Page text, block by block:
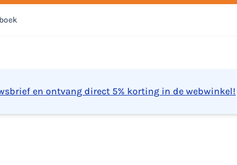
en ontvang direct 5% korting in de webwinkel!